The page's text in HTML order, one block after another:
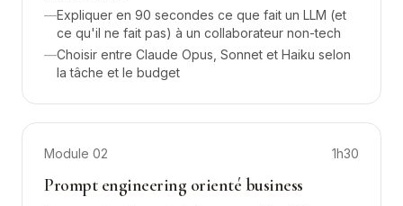
—Expliquer en 90 secondes ce que fait un LLM (et
ce qu'il ne fait pas) à un collaborateur non-tech
—Choisir entre Claude Opus, Sonnet et Haiku selon
la tâche et le budget
Module 02 1h30
Prompt engineering orienté business